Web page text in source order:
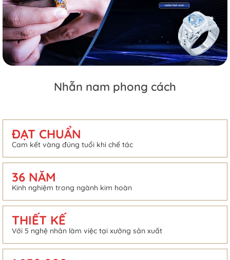
Nhẫn nam phong cách
ĐẠT CHUẨN
Cam kết vàng đúng tuổi khi chế tác
36 NĂM
Kinh nghiệm trong ngành kim hoàn
THIẾT KẾ
Với 5 nghệ nhân làm việc tại xưởng sản xuất